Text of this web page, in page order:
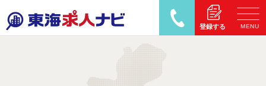
登録する MENU